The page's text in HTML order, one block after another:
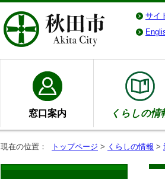
サイ
窓口案内 くらしの情
現在の位置： トップページ > くらしの情報 >